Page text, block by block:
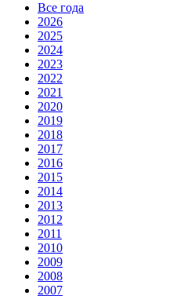
Все года
2026
2025
2024
2023
2022
2021
2020
2019
2018
2017
2016
2015
2014
2013
2012
2011
2010
2009
2008
2007